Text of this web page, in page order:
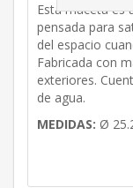
Esta maceta es
pensada para
del espacio
Fabricada con
exteriores.
de agua.
MEDIDAS: Ø